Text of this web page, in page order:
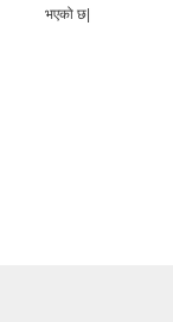
भएको छ|